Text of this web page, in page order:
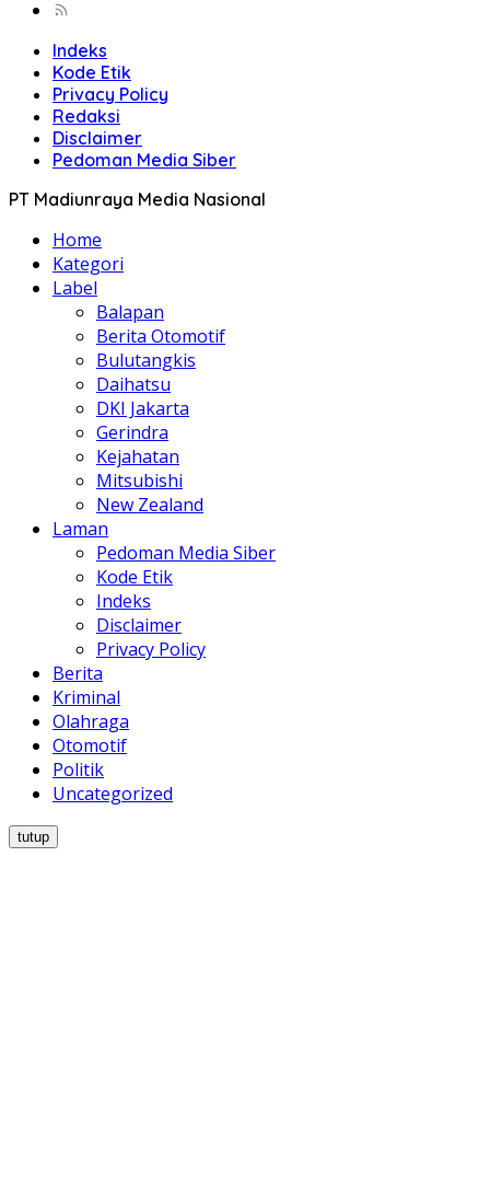
Indeks
Kode Etik
Privacy Policy
Redaksi
Disclaimer
Pedoman Media Siber
PT Madiunraya Media Nasional
Home
Kategori
Label
Balapan
Berita Otomotif
Bulutangkis
Daihatsu
DKI Jakarta
Gerindra
Kejahatan
Mitsubishi
New Zealand
Laman
Pedoman Media Siber
Kode Etik
Indeks
Disclaimer
Privacy Policy
Berita
Kriminal
Olahraga
Otomotif
Politik
Uncategorized
tutup